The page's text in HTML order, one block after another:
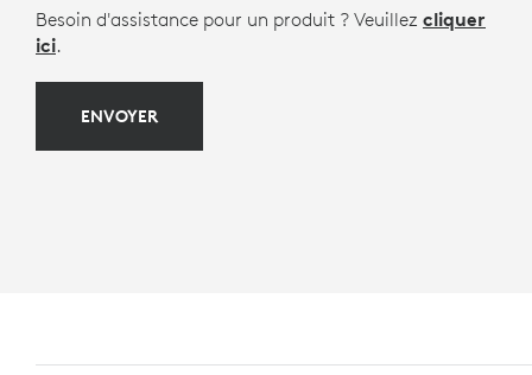
Besoin d'assistance pour un produit ? Veuillez cliquer
ici.
ENVOYER